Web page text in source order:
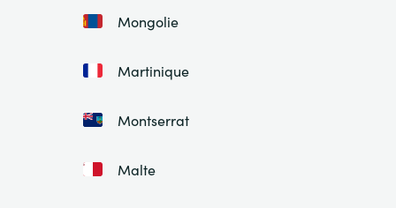
Mongolie
Martinique
Montserrat
Malte